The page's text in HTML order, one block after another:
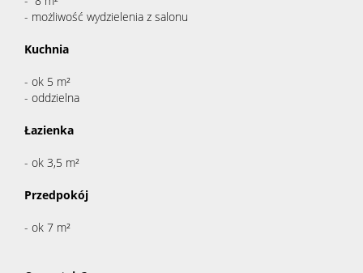
- możliwość wydzielenia z salonu
Kuchnia
- ok 5 m²
- oddzielna
Łazienka
- ok 3,5 m²
Przedpokój
- ok 7 m²